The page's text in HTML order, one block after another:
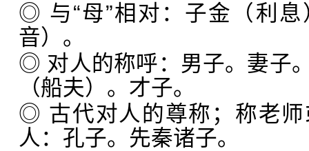
◎ 与“母”相对：子金（利
音）。
◎ 对人的称呼：男子。妻子
（船夫）。才子。
◎ 古代对人的尊称；称老
人：孔子。先秦诸子。